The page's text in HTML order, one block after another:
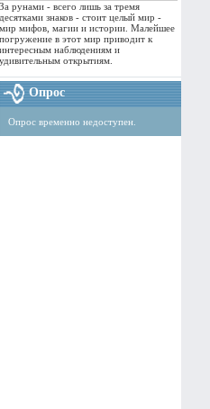
За рунами - всего лишь за тремя
десятками знаков - стоит целый мир -
мир мифов, магии и истории. Малейшее
погружение в этот мир приводит к
интересным наблюдениям и
удивительным открытиям.
Опрос
Опрос временно недоступен.